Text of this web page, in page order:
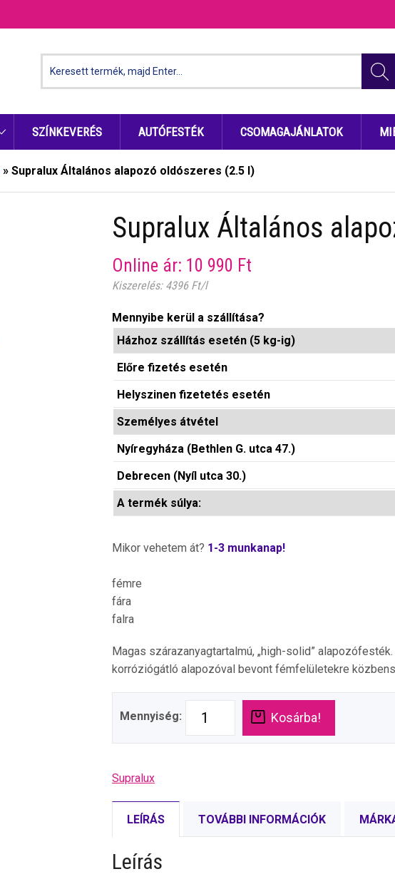
SZÍNKEVERÉS AUTÓFESTÉK CSOMAGAJÁNLATOK
» Supralux Általános alapozó oldószeres (2.5 l)
Supralux Általános
Online ár: 10 990 Ft
Kiszerelés: 4396 Ft/l
Mennyibe kerül a szállítása?
Házhoz szállítás esetén (5 kg-ig)
Előre fizetés esetén
Helyszinen fizetetés esetén
Személyes átvétel
Nyíregyháza (Bethlen G. utca 47.)
Debrecen (Nyíl utca 30.)
A termék súlya:
Mikor vehetem át? 1-3 munkanap!
fémre
fára
falra
Magas szárazanyagtartalmú, „high-solid”
korróziógátló alapozóval bevont fémfelületekre
Mennyiség: Kosárba!
Supralux
LEÍRÁS TOVÁBBI INFORMÁCIÓK
Leírás